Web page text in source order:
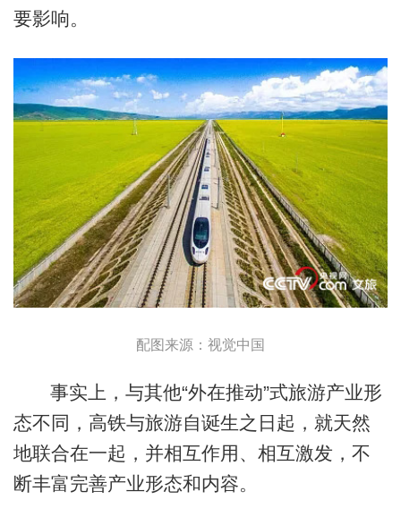
要影响。
配图来源：视觉中国
事实上，与其他“外在推动”式旅游产业形
态不同，高铁与旅游自诞生之日起，就天然
地联合在一起，并相互作用、相互激发，不
断丰富完善产业形态和内容。